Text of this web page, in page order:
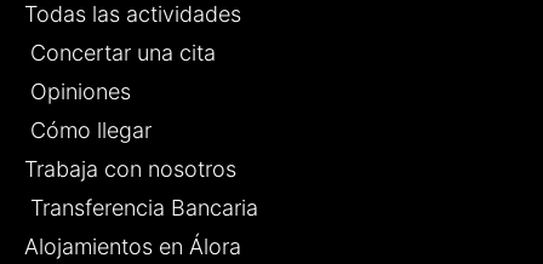
Todas las actividades
Concertar una cita
Opiniones
Cómo llegar
Trabaja con nosotros
Transferencia Bancaria
Alojamientos en Álora